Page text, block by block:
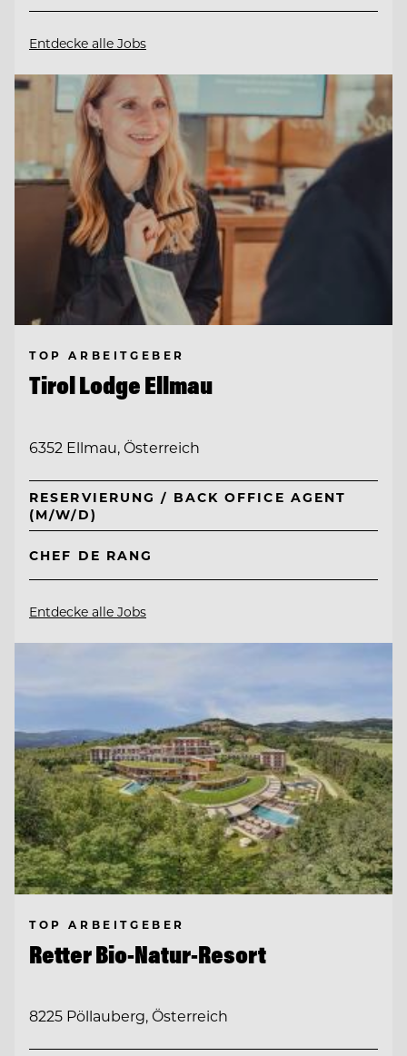
Entdecke alle Jobs
TOP ARBEITGEBER
Tirol Lodge Ellmau
6352 Ellmau, Österreich
RESERVIERUNG / BACK OFFICE AGENT
(M/W/D)
CHEF DE RANG
Entdecke alle Jobs
TOP ARBEITGEBER
Retter Bio-Natur-Resort
8225 Pöllauberg, Österreich